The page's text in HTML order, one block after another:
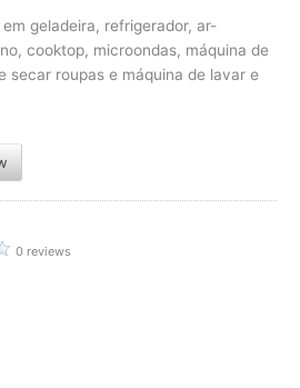
geladeira, refrigerador, ar-
cooktop, microondas, máquina de
secar roupas e máquina de lavar e
0 reviews